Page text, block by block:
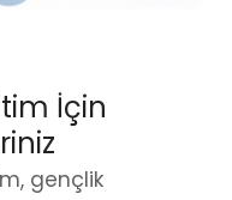
İçin
gençlik